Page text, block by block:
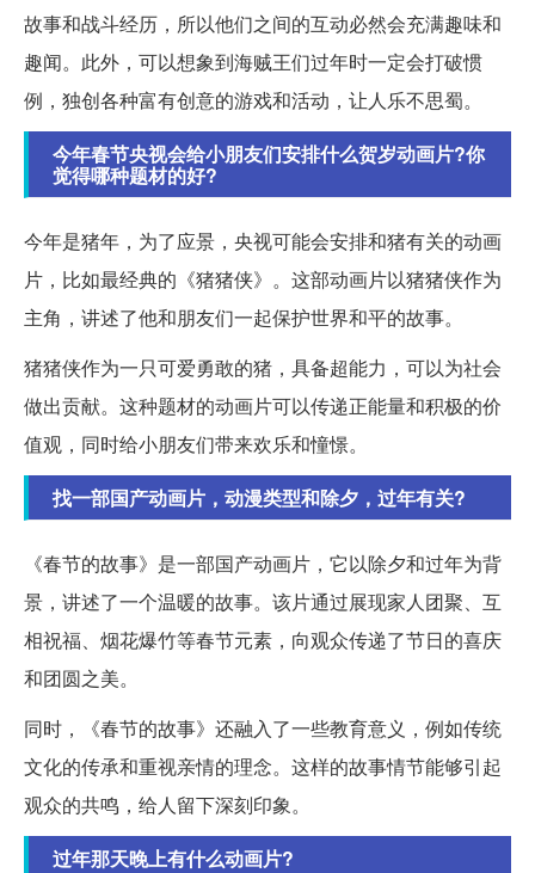
故事和战斗经历，所以他们之间的互动必然会充满趣味和
趣闻。此外，可以想象到海贼王们过年时一定会打破惯
例，独创各种富有创意的游戏和活动，让人乐不思蜀。
今年春节央视会给小朋友们安排什么贺岁动画片?你
觉得哪种题材的好?
今年是猪年，为了应景，央视可能会安排和猪有关的动画
片，比如最经典的《猪猪侠》。这部动画片以猪猪侠作为
主角，讲述了他和朋友们一起保护世界和平的故事。
猪猪侠作为一只可爱勇敢的猪，具备超能力，可以为社会
做出贡献。这种题材的动画片可以传递正能量和积极的价
值观，同时给小朋友们带来欢乐和憧憬。
找一部国产动画片，动漫类型和除夕，过年有关?
《春节的故事》是一部国产动画片，它以除夕和过年为背
景，讲述了一个温暖的故事。该片通过展现家人团聚、互
相祝福、烟花爆竹等春节元素，向观众传递了节日的喜庆
和团圆之美。
同时，《春节的故事》还融入了一些教育意义，例如传统
文化的传承和重视亲情的理念。这样的故事情节能够引起
观众的共鸣，给人留下深刻印象。
过年那天晚上有什么动画片?